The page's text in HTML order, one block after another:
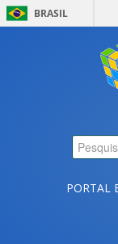
BRASIL
PORTAL